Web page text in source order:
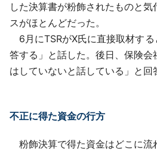
した決算書が粉飾されたものと
スがほとんどだった。
6月にTSRがX氏に直接取材する
答する」と話した。後日、保険
はしていないと話している」と回
不正に得た資金の行方
粉飾決算で得た資金はどこに流